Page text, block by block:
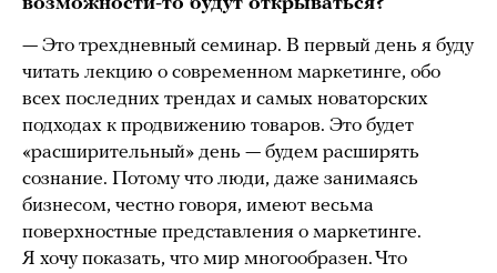
— Это трехдневный семинар. В первый день я буду
читать лекцию о современном маркетинге, обо
всех последних трендах и самых новаторских
подходах к продвижению товаров. Это будет
«расширительный» день — будем расширять
сознание. Потому что люди, даже занимаясь
бизнесом, честно говоря, имеют весьма
поверхностные представления о маркетинге.
Я хочу показать, что мир многообразен. Что